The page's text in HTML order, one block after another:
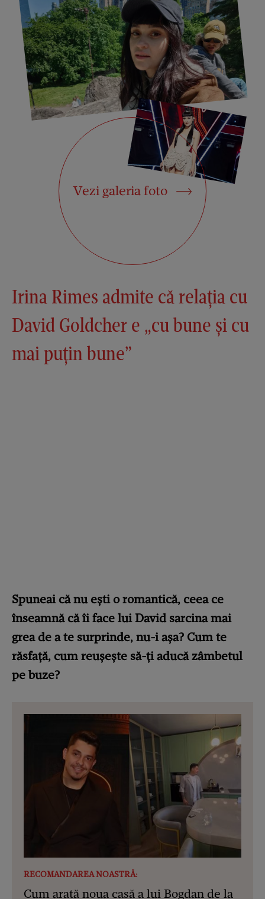
Vezi galeria foto
Irina Rimes admite că relația cu
David Goldcher e „cu bune și cu
mai puțin bune”
Spuneai că nu ești o romantică, ceea ce
înseamnă că îi face lui David sarcina mai
grea de a te surprinde, nu-i așa? Cum te
răsfață, cum reușește să-ți aducă zâmbetul
pe buze?
RECOMANDAREA NOASTRĂ:
Cum arată noua casă a lui Bogdan de la